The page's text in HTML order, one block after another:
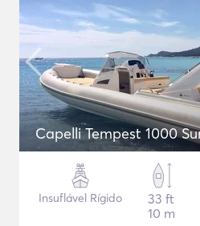
Capelli Tempest 1000
Insuflável Rígido
33 ft
10 m